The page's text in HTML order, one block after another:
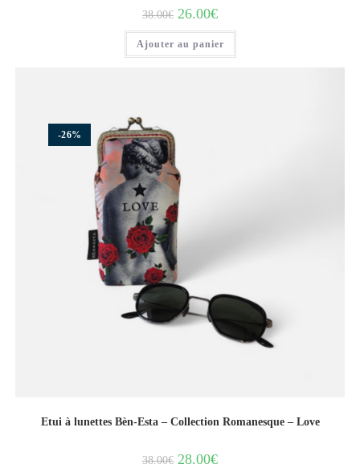
38.00€ 26.00€
Ajouter au panier
-26%
Etui à lunettes Bèn-Esta – Collection Romanesque – Love
38.00€ 28.00€